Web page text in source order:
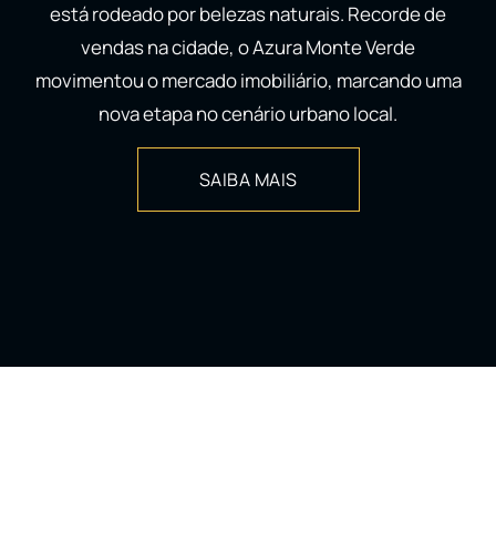
está rodeado por belezas naturais. Recorde de
vendas na cidade, o Azura Monte Verde
movimentou o mercado imobiliário, marcando uma
nova etapa no cenário urbano local.
SAIBA MAIS